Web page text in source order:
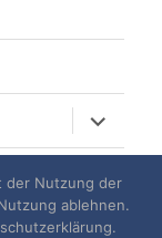
öffnen
der Nutzung der
ablehnen.